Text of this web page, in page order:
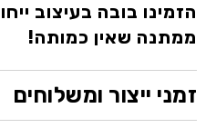
הזמינו בובה בעיצוב
ממתנה שאין כמותה!
זמני ייצור ומשלוחים